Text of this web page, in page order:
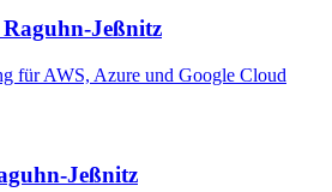
Raguhn-Jeßnitz
für AWS, Azure und Google Cloud
Jeßnitz